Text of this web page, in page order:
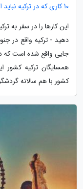
10 کاری که در ترکیه نباید انجام دهید
دهید - ترکیه واقع در
جایی واقع شده است که
همسایگان ترکیه کشور
کشور با هم سالانه